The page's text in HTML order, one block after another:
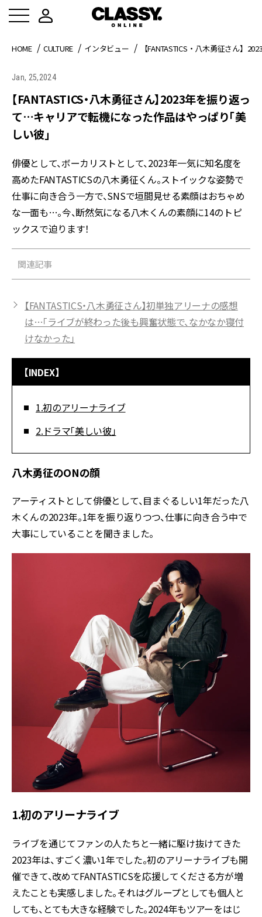
HOME CULTURE インタビュー 【FANTASTICS・八木勇征さん】
Jan, 25,2024
【FANTASTICS・八木勇征さん】2023年を振り返っ
て…キャリアで転機になった作品はやっぱり「美
しい彼」
俳優として、ボーカリストとして、2023年一気に知名度を
高めたFANTASTICSの八木勇征くん。ストイックな姿勢で
仕事に向き合う一方で、SNSで垣間見せる素顔はおちゃめ
な一面も…。今、断然気になる八木くんの素顔に14のトピ
ックスで迫ります！
関連記事
【FANTASTICS・八木勇征さん】初単独アリーナの感想
は…「ライブが終わった後も興奮状態で、なかなか寝付
けなかった」
【INDEX】
1.初のアリーナライブ
2.ドラマ「美しい彼」
八木勇征のONの顔
アーティストとして俳優として、目まぐるしい1年だった八
木くんの2023年。1年を振り返りつつ、仕事に向き合う中で
大事にしていることを聞きました。
1.初のアリーナライブ
ライブを通じてファンの人たちと一緒に駆け抜けてきた
2023年は、すごく濃い1年でした。初のアリーナライブも開
催できて、改めてFANTASTICSを応援してくださる方が増
えたことも実感しました。それはグループとしても個人と
しても、とても大きな経験でした。2024年もツアーをはじ